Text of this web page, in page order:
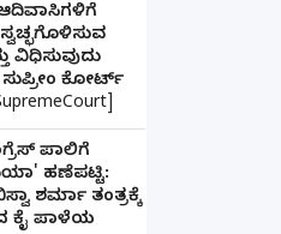
ವಿಧಿಸುವುದು
ಕೋರ್ಟ್
ಪಾಲಿಗೆ
ಹಣೆಪಟ್ಟಿ:
ಶರ್ಮಾ ತಂತ್ರಕ್ಕೆ
ಕೈ ಪಾಳೆಯ